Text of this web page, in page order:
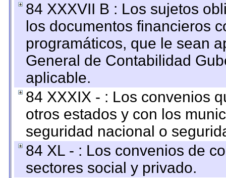
84 XXXVII B : Los sujetos
los documentos financieros
programáticos, que le sean
General de Contabilidad
aplicable.
84 XXXIX - : Los convenios
otros estados y con los
seguridad nacional o
84 XL - : Los convenios de
sectores social y privado.